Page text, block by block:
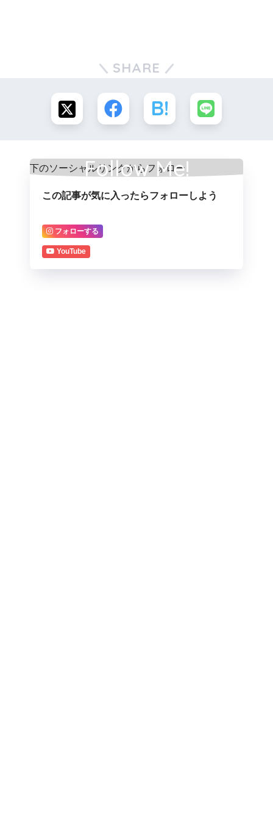
SHARE
Follow Me!
この記事が気に入ったらフォローしよう
フォローする
YouTube